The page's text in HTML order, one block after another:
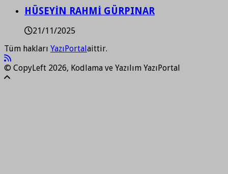
HÜSEYİN RAHMİ GÜRPINAR
21/11/2025
Tüm hakları YazıPortal aittir.
© CopyLeft 2026, Kodlama ve Yazılım YazıPortal